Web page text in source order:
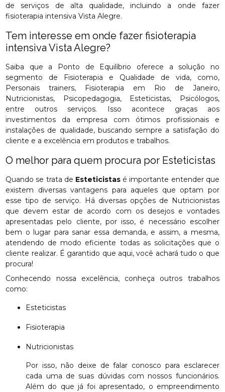
de serviços de alta qualidade, incluindo a onde fazer
fisioterapia intensiva Vista Alegre.
Tem interesse em onde fazer fisioterapia
intensiva Vista Alegre?
Saiba que a Ponto de Equilíbrio oferece a solução no
segmento de Fisioterapia e Qualidade de vida, como,
Personais trainers, Fisioterapia em Rio de Janeiro,
Nutricionistas, Psicopedagogia, Esteticistas, Psicólogos,
entre outros serviços. Isso acontece graças aos
investimentos da empresa com ótimos profissionais e
instalações de qualidade, buscando sempre a satisfação do
cliente e a excelência em produtos e trabalhos.
O melhor para quem procura por Esteticistas
Quando se trata de Esteticistas é importante entender que
existem diversas vantagens para aqueles que optam por
esse tipo de serviço. Há diversas opções de Nutricionistas
que devem estar de acordo com os desejos e vontades
apresentadas pelo cliente, por isso, é necessário escolher
bem o lugar para sanar essa demanda, e assim, a mesma,
atendendo de modo eficiente todas as solicitações que o
cliente realizar. É garantido que aqui, você achará tudo o que
procura!
Conhecendo nossa excelência, conheça outros trabalhos
como:
Esteticistas
Fisioterapia
Nutricionistas
Por isso, não deixe de falar conosco para esclarecer
cada uma de suas dúvidas com nossos funcionários.
Além do que já foi apresentado, o empreendimento